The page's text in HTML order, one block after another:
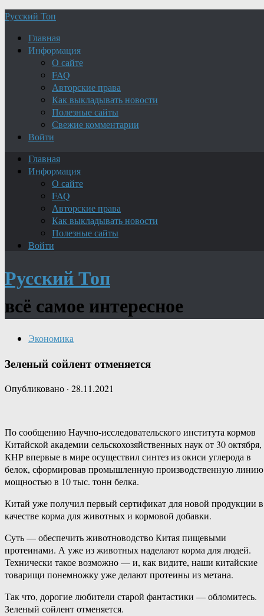
Русский Топ
Главная
Информация
О сайте
FAQ
Авторские права
Как выкладывать новости
Полезные сайты
Свежие комментарии
Войти
Главная
Информация
О сайте
FAQ
Авторские права
Как выкладывать новости
Полезные сайты
Войти
Русский Топ
всё самое интересное
Экономика
Зеленый сойлент отменяется
Опубликовано · 28.11.2021
По сообщению Научно-исследовательского института кормов
Китайской академии сельскохозяйственных наук от 30 октября,
КНР впервые в мире осуществил синтез из окиси углерода в
белок, сформировав промышленную производственную линию
мощностью в 10 тыс. тонн белка.
Китай уже получил первый сертификат для новой продукции в
качестве корма для животных и кормовой добавки.
Суть — обеспечить животноводство Китая пищевыми
протеинами. А уже из животных наделают корма для людей.
Технически такое возможно — и, как видите, наши китайские
товарищи понемножку уже делают протеины из метана.
Так что, дорогие любители старой фантастики — обломитесь.
Зеленый сойлент отменяется.